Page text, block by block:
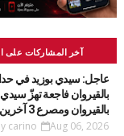
آخر المشاركات على
عاجل: سيدي بوزيد في
بالقيروان فاجعة تهزّ
بالقيروان ومصرع 3 آخرين
carino Aug 06, 2026